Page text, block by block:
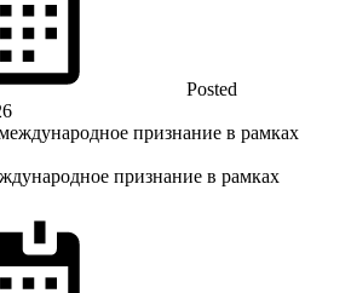
Posted
признание в рамках